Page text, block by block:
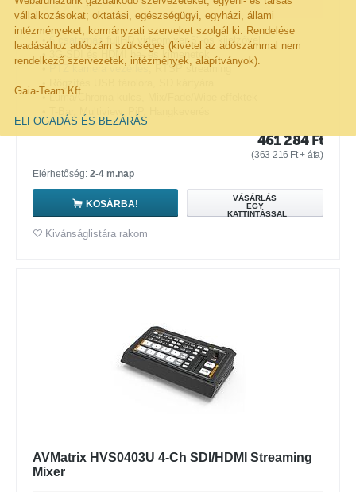
vállalkozásokat; oktatási, egészségügyi, egyházi, állami
intézményeket; kormányzati szerveket szolgál ki. Rendelése
leadásához adószám szükséges (kivétel az adószámmal nem
rendelkező szervezetek, intézmények, alapítványok).
Gaia-Team Kft.
ELFOGADÁS ÉS BEZÁRÁS
• 6 csatornás
fullHD videomixer 5"-os kijelzővel
• 3G-SDI és HDMI be- és kimenetek
PTZ kamera vezérlés
, RTSP streaming
• Luma/Chroma kulcs, Mix/Fade/Wipe effektek
• T-Bar, Multiview, PiP, Hangkeverés
461 284Ft
(363 216 Ft+ áfa)
Elérhetőség: 2-4 m.nap
KOSÁRBA!
VÁSÁRLÁS
EGY
KATTINTÁSSAL
Kivánságlistára rakom
AVMatrix HVS0403U 4-Ch SDI/HDMI Streaming
Mixer